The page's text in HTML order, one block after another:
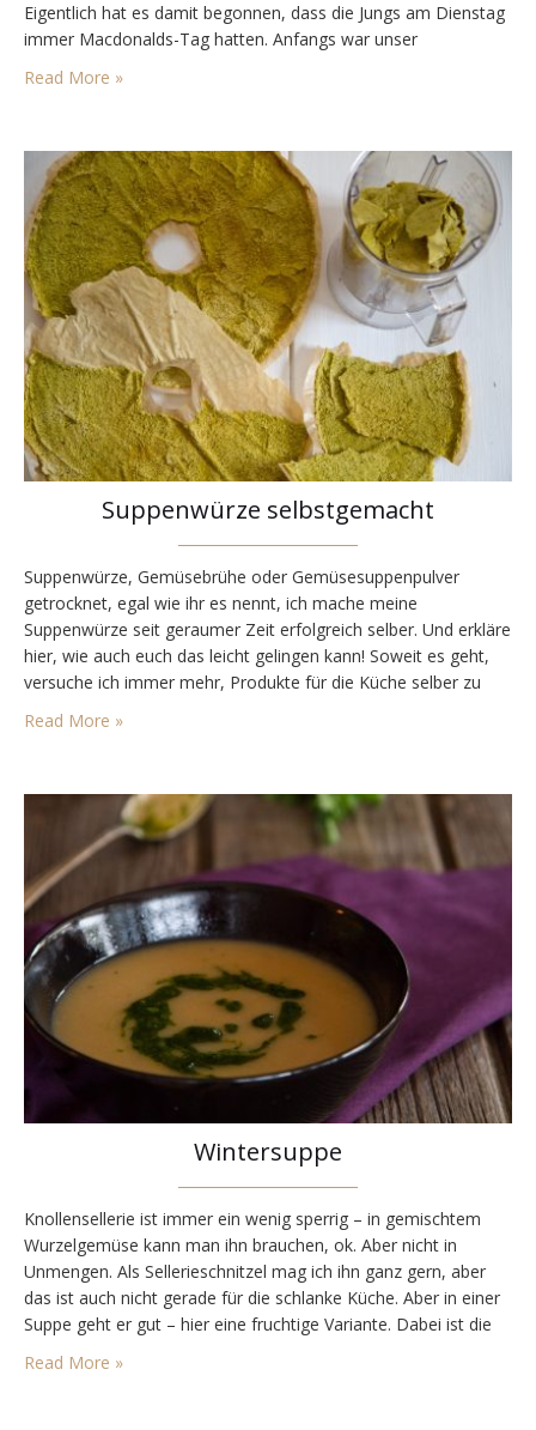
Eigentlich hat es damit begonnen, dass die Jungs am Dienstag
immer Macdonalds-Tag hatten. Anfangs war unser
Arbeitsplatz noch nicht mit einer Glaswand abgetrennt und der
Read More »
Suppenwürze selbstgemacht
Suppenwürze, Gemüsebrühe oder Gemüsesuppenpulver
getrocknet, egal wie ihr es nennt, ich mache meine
Suppenwürze seit geraumer Zeit erfolgreich selber. Und erkläre
hier, wie auch euch das leicht gelingen kann! Soweit es geht,
versuche ich immer mehr, Produkte für die Küche selber zu
gemachte Produkte aus heimischen Lebensmitteln ersetzen
Read More »
Wintersuppe
Knollensellerie ist immer ein wenig sperrig – in gemischtem
Wurzelgemüse kann man ihn brauchen, ok. Aber nicht in
Unmengen. Als Sellerieschnitzel mag ich ihn ganz gern, aber
das ist auch nicht gerade für die schlanke Küche. Aber in einer
Suppe geht er gut – hier eine fruchtige Variante. Dabei ist die
Sellerieknolle ja witzig aufgebaut, schaut mal! Oben sieht
man…
Read More »